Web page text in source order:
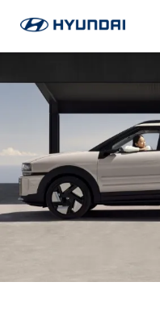
미
은
일
을
한
곧